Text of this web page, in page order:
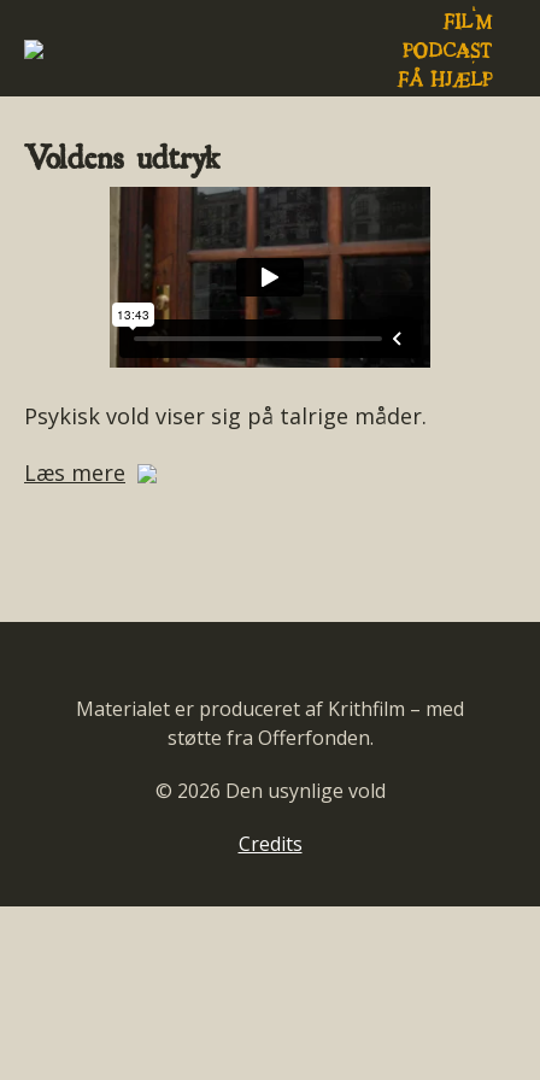
FILM
PODCAST
FÅ HJÆLP
Voldens udtryk
Psykisk vold viser sig på talrige måder.
Læs mere
Materialet er produceret af Krithfilm – med
støtte fra Offerfonden.
© 2026 Den usynlige vold
Credits